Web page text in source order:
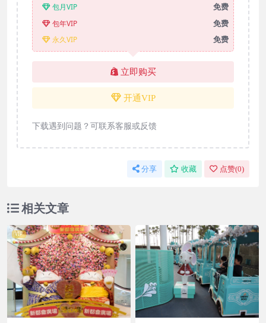
包月VIP 免费
包年VIP 免费
永久VIP 免费
立即购买
开通VIP
下载遇到问题？可联系客服或反馈
分享 收藏 点赞(0)
相关文章
VIP